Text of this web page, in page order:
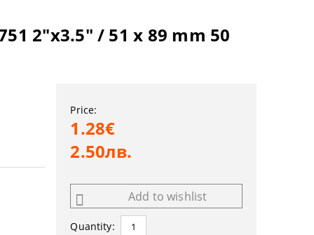
2"x3.5" / 51 x 89 mm 50
Price:
1.28€
2.50лв.
Add to wishlist
Quantity: